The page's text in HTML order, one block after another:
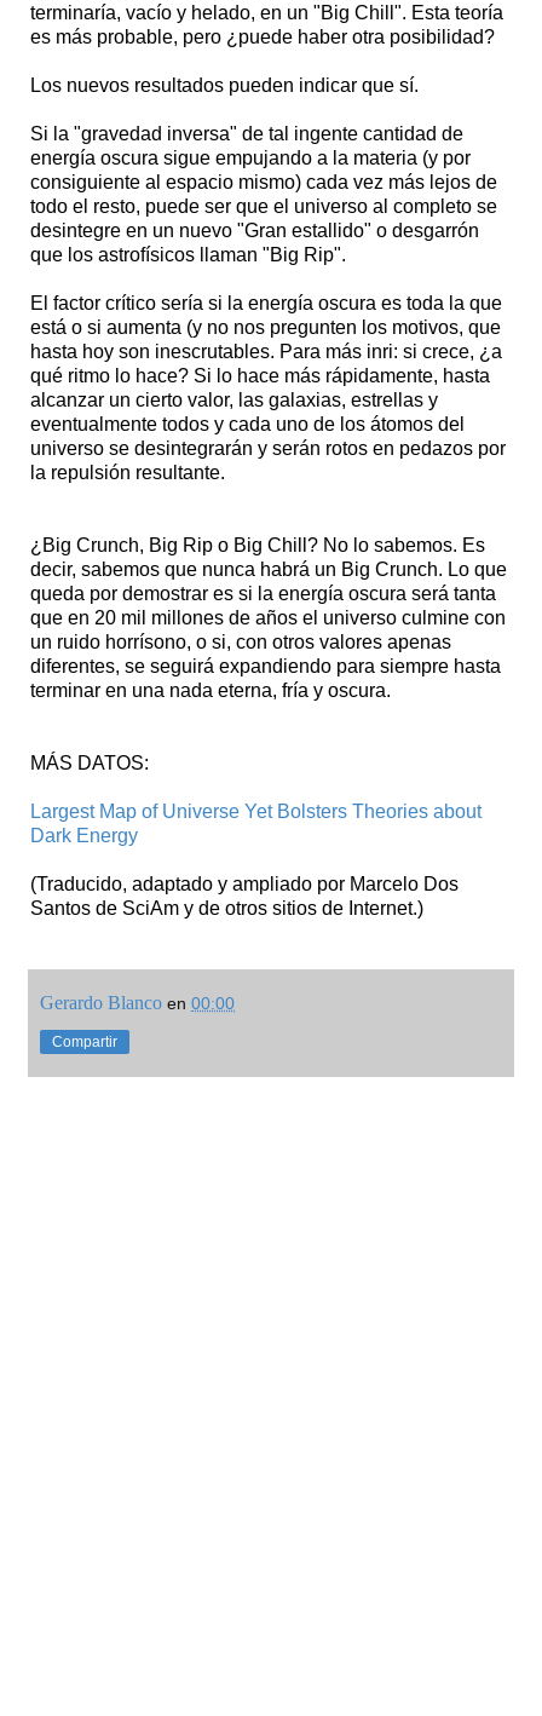
terminaría, vacío y helado, en un "Big Chill". Esta teoría
es más probable, pero ¿puede haber otra posibilidad?
Los nuevos resultados pueden indicar que sí.
Si la "gravedad inversa" de tal ingente cantidad de
energía oscura sigue empujando a la materia (y por
consiguiente al espacio mismo) cada vez más lejos de
todo el resto, puede ser que el universo al completo se
desintegre en un nuevo "Gran estallido" o desgarrón
que los astrofísicos llaman "Big Rip".
El factor crítico sería si la energía oscura es toda la que
está o si aumenta (y no nos pregunten los motivos, que
hasta hoy son inescrutables. Para más inri: si crece, ¿a
qué ritmo lo hace? Si lo hace más rápidamente, hasta
alcanzar un cierto valor, las galaxias, estrellas y
eventualmente todos y cada uno de los átomos del
universo se desintegrarán y serán rotos en pedazos por
la repulsión resultante.
¿Big Crunch, Big Rip o Big Chill? No lo sabemos. Es
decir, sabemos que nunca habrá un Big Crunch. Lo que
queda por demostrar es si la energía oscura será tanta
que en 20 mil millones de años el universo culmine con
un ruido horrísono, o si, con otros valores apenas
diferentes, se seguirá expandiendo para siempre hasta
terminar en una nada eterna, fría y oscura.
MÁS DATOS:
Largest Map of Universe Yet Bolsters Theories about
Dark Energy
(Traducido, adaptado y ampliado por Marcelo Dos
Santos de SciAm y de otros sitios de Internet.)
Gerardo Blanco en 00:00
Compartir